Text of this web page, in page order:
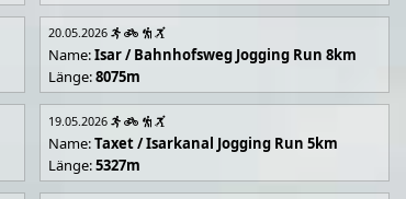
20.05.2026
Name:Isar / Bahnhofsweg Jogging Run 8km
Länge:8075m
19.05.2026
Name:Taxet / Isarkanal Jogging Run 5km
Länge:5327m